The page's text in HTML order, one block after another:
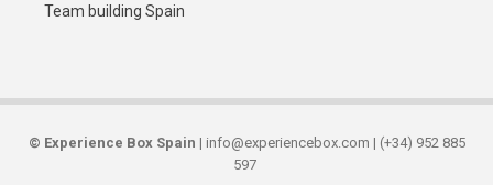
Team building Spain
© Experience Box Spain | info@experiencebox.com | (+34) 952 885
597